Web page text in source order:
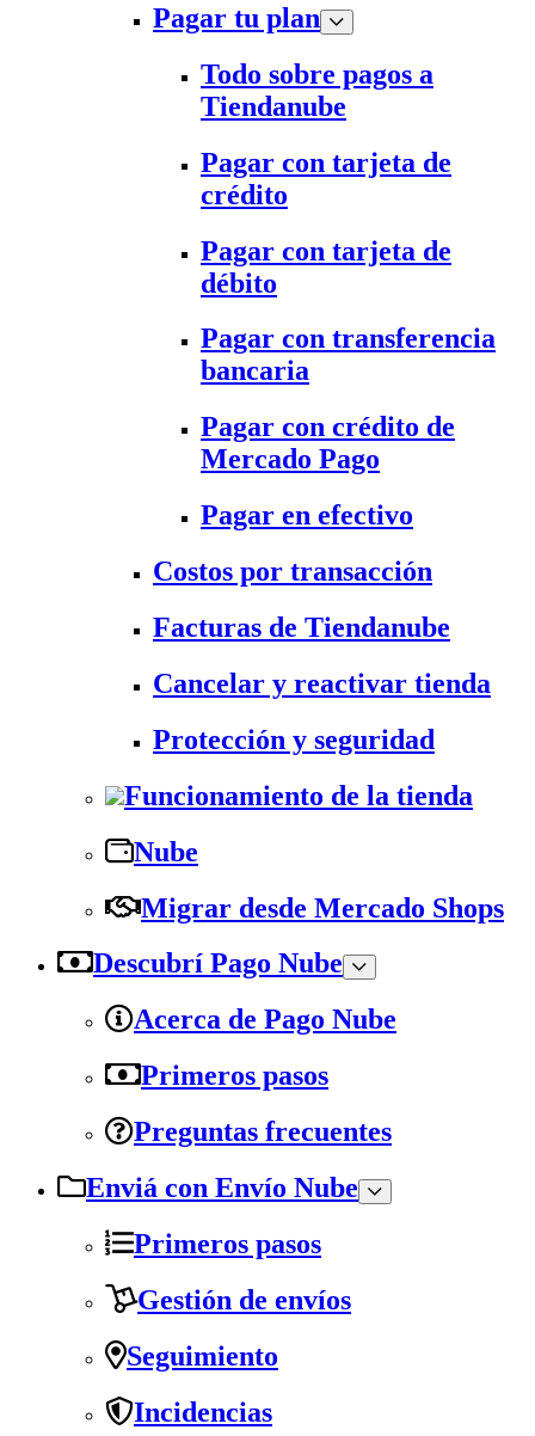
Pagar tu plan
Todo sobre pagos a
Tiendanube
Pagar con tarjeta de
crédito
Pagar con tarjeta de
débito
Pagar con transferencia
bancaria
Pagar con crédito de
Mercado Pago
Pagar en efectivo
Costos por transacción
Facturas de Tiendanube
Cancelar y reactivar tienda
Protección y seguridad
Funcionamiento de la tienda
Nube
Migrar desde Mercado Shops
Descubrí Pago Nube
Acerca de Pago Nube
Primeros pasos
Preguntas frecuentes
Enviá con Envío Nube
Primeros pasos
Gestión de envíos
Seguimiento
Incidencias